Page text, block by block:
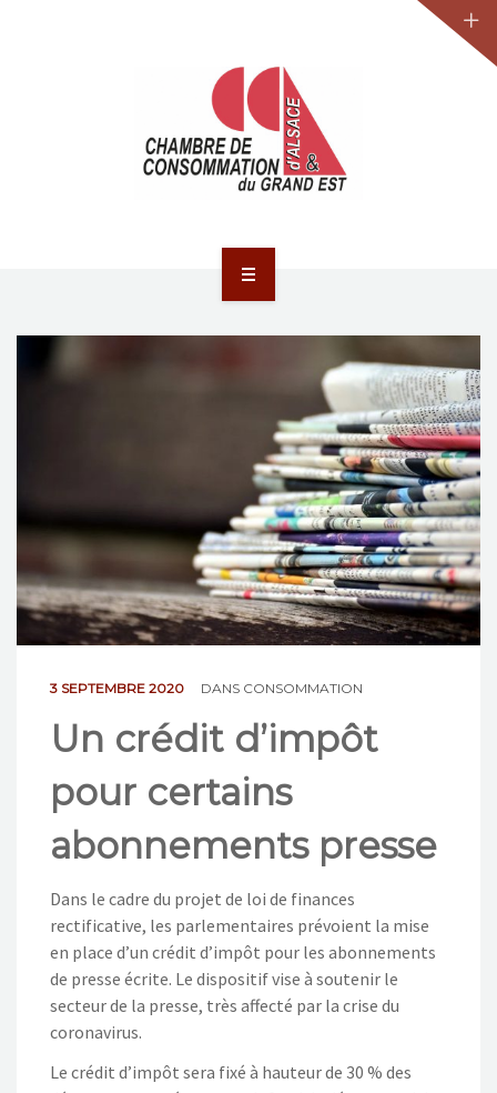
NOS ACTIONS
3 SEPTEMBRE 2020 DANS CONSOMMATION
Un crédit d’impôt
pour certains
abonnements presse
Dans le cadre du projet de loi de finances
rectificative, les parlementaires prévoient la mise
en place d’un crédit d’impôt pour les abonnements
de presse écrite. Le dispositif vise à soutenir le
secteur de la presse, très affecté par la crise du
coronavirus.
Le crédit d’impôt sera fixé à hauteur de 30 % des